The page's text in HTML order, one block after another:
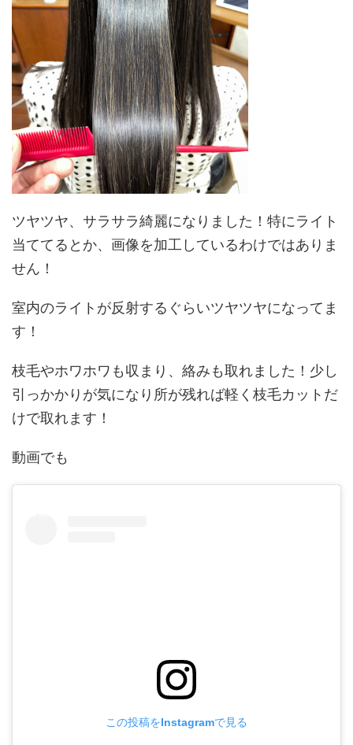
ツヤツヤ、サラサラ綺麗になりました！特にライト
当ててるとか、画像を加工しているわけではありま
せん！
室内のライトが反射するぐらいツヤツヤになってま
す！
枝毛やホワホワも収まり、絡みも取れました！少し
引っかかりが気になり所が残れば軽く枝毛カットだ
けで取れます！
動画でも
この投稿をInstagramで見る